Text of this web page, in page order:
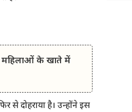
महिलाओं के खाते में
से दोहराया है। उन्होंने इस